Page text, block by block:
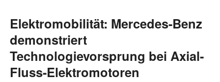
Elektromobilität: Mercedes-Benz
demonstriert
Technologievorsprung bei Axial-
Fluss-Elektromotoren